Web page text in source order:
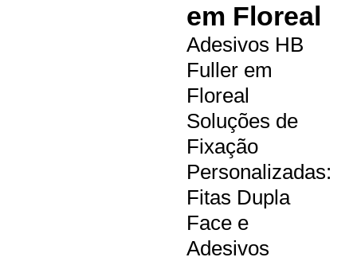
em Floreal
Adesivos HB
Fuller em
Floreal
Soluções de
Fixação
Personalizadas:
Fitas Dupla
Face e
Adesivos